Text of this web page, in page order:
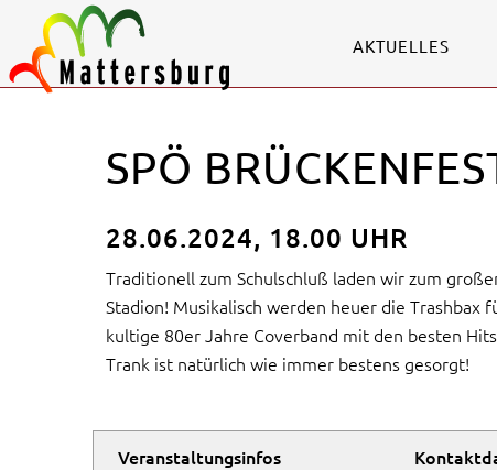
AKTUELLES
SPÖ
28.06.2024, 18.00 UHR
Traditionell zum Schulschluß laden wir zum
Stadion! Musikalisch werden heuer die Trashbax
kultige 80er Jahre Coverband mit den besten
Trank ist natürlich wie immer bestens gesorgt!
Veranstaltungsinfos